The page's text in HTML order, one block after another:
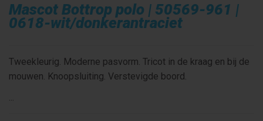
Mascot Bottrop polo | 50569-961 |
0618-wit/donkerantraciet
Tweekleurig. Moderne pasvorm. Tricot in de kraag en bij de
mouwen. Knoopsluiting. Verstevigde boord.
...